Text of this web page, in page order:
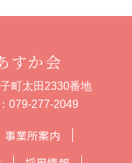
事業所案内
すか会
町太田2330番地
079-277-2049